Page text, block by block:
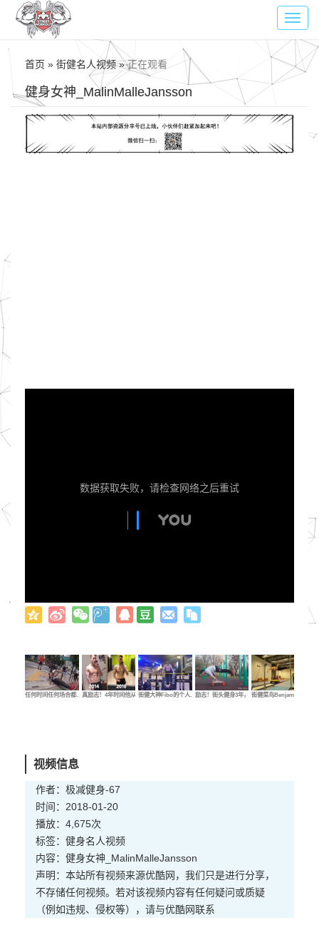
首页 » 街健名人视频 »正在观看
健身女神_MalinMalleJansson
数据获取失败，请检查网络之后重试
任何时间任何场合都… 真励志！4年时间他从…街健大神Fibo的个人…励志！街头健身3年，…街健菜鸟Benjamin的…
视频信息
作者：极减健身-67
时间：2018-01-20
播放：4,675次
标签： 健身名人视频
内容：健身女神_MalinMalleJansson
声明：本站所有视频来源优酷网，我们只是进行分享，
不存储任何视频。若对该视频内容有任何疑问或质疑
（例如违规、侵权等），请与优酷网联系